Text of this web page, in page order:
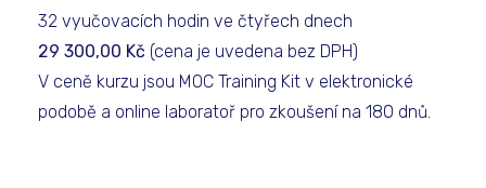
32 vyučovacích hodin ve čtyřech dnech
29 300,00 Kč (cena je uvedena bez DPH)
V ceně kurzu jsou MOC Training Kit v elektronické
podobě a online laboratoř pro zkoušení na 180 dnů.